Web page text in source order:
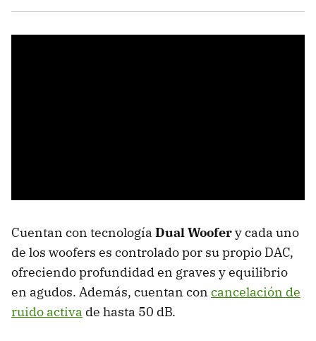
Cuentan con tecnología Dual Woofery cada uno
de los woofers es controlado por su propio DAC,
ofreciendo profundidad en graves y equilibrio
en agudos. Además, cuentan con cancelación de
ruido activa de hasta 50 dB.